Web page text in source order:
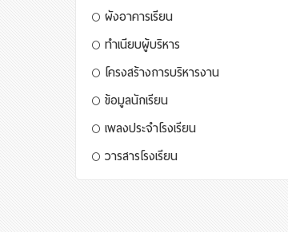
ผังอาคารเรียน
ทำเนียบผู้บริหาร
โครงสร้างการบริหารงาน
ข้อมูลนักเรียน
เพลงประจำโรงเรียน
วารสารโรงเรียน